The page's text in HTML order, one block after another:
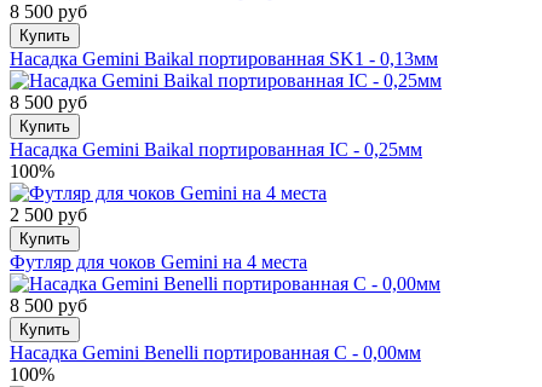
8 500 руб
Купить
Насадка Gemini Baikal портированная SK1 - 0,13мм
8 500 руб
Купить
Насадка Gemini Baikal портированная IC - 0,25мм
100%
2 500 руб
Купить
Футляр для чоков Gemini на 4 места
8 500 руб
Купить
Насадка Gemini Benelli портированная C - 0,00мм
100%